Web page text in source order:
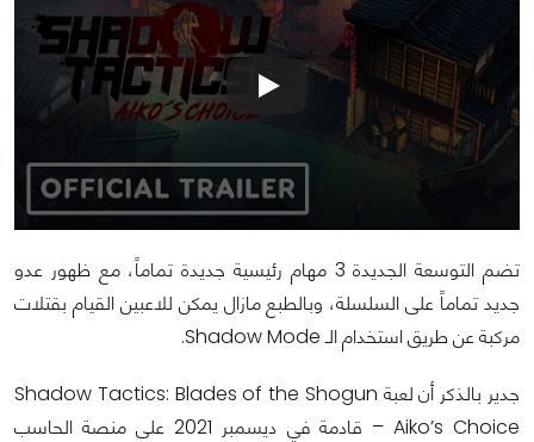
تضم التوسعة الجديدة 3 مهام رئيسية جديدة تماماً، مع ظهور عدو
جديد تماماً على السلسلة، وبالطبع مازال يمكن للاعبين القيام بقتلات
مركبة عن طريق استخدام الـ Shadow Mode.
جدير بالذكر أن لعبة Shadow Tactics: Blades of the Shogun
– Aiko’s Choice قادمة في ديسمبر 2021 على منصة الحاسب